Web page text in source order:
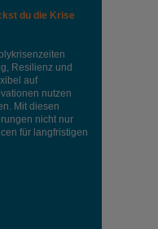
du die Krise
Resilienz und
auf
nutzen
Mit diesen
nicht nur
für langfristigen